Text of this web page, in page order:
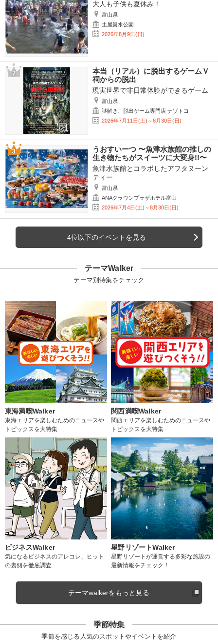
大人も子供も夏休み！
富山県
土屋親水公園
2026年8月9日(日)
本当（リアル）に脱出するゲームＶ
祠からの脱出
現実世界で非日常体験ができるゲーム
富山県
謎解き、脱出ゲーム専門店 ナゾトコ
2026年7月11日(土)～8月30日(日)
うおすいーつ 〜魚津水族館の推しの
生き物たちがスイーツに大変身!!〜
魚津水族館とコラボしたアフタヌーン
ティー
富山県
ANAクラウンプラザホテル富山
2026年7月4日(土)～8月30日(日)
4位以下のイベントを見る
テーマWalker
テーマ別特集をチェック
東海満喫Walker
東海エリアを楽しむためのニュースや
トピックスを大特集
関西満喫Walker
関西エリアを楽しむためのニュースや
トピックスを大特集
ビジネスWalker
気になるビジネスのアレコレ、ヒット
の裏側を徹底調査
星野リゾートWalker
星野リゾートが運営する多彩な施設の
最新情報をチェック！
テーマwalkerをもっと見る
季節特集
季節を感じる人気のスポットやイベントを紹介